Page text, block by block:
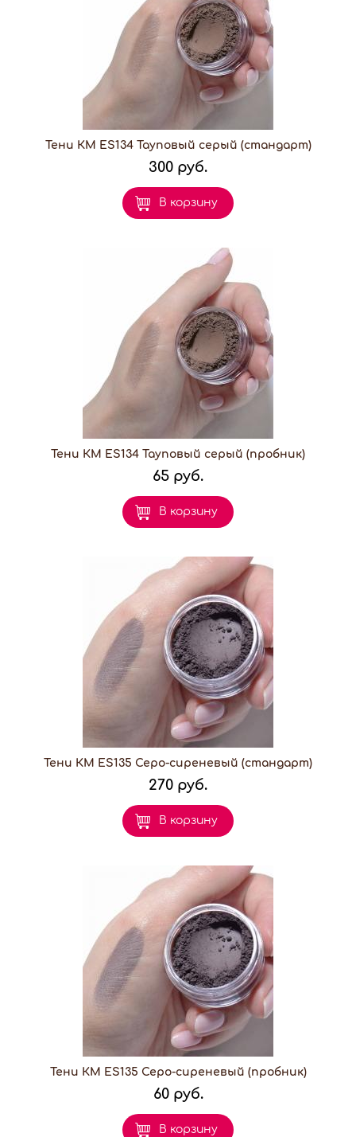
Тени КМ ES134 Тауповый серый (стандарт)
300 руб.
В корзину
Тени КМ ES134 Тауповый серый (пробник)
65 руб.
В корзину
Тени КМ ES135 Серо-сиреневый (стандарт)
270 руб.
В корзину
Тени КМ ES135 Серо-сиреневый (пробник)
60 руб.
В корзину